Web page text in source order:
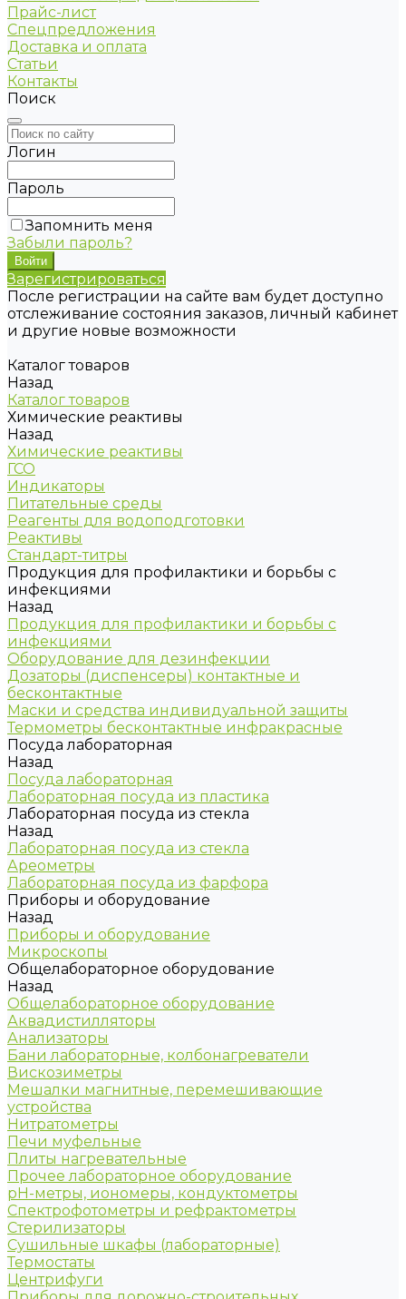
Прайс-лист
Спецпредложения
Доставка и оплата
Статьи
Контакты
Поиск
Логин
Пароль
Запомнить меня
Забыли пароль?
Зарегистрироваться
После регистрации на сайте вам будет доступно
отслеживание состояния заказов, личный кабинет
и другие новые возможности
Каталог товаров
Назад
Каталог товаров
Химические реактивы
Назад
Химические реактивы
ГСО
Индикаторы
Питательные среды
Реагенты для водоподготовки
Реактивы
Стандарт-титры
Продукция для профилактики и борьбы с
инфекциями
Назад
Продукция для профилактики и борьбы с
инфекциями
Оборудование для дезинфекции
Дозаторы (диспенсеры) контактные и
бесконтактные
Маски и средства индивидуальной защиты
Термометры бесконтактные инфракрасные
Посуда лабораторная
Назад
Посуда лабораторная
Лабораторная посуда из пластика
Лабораторная посуда из стекла
Назад
Лабораторная посуда из стекла
Ареометры
Лабораторная посуда из фарфора
Приборы и оборудование
Назад
Приборы и оборудование
Микроскопы
Общелабораторное оборудование
Назад
Общелабораторное оборудование
Аквадистилляторы
Анализаторы
Бани лабораторные, колбонагреватели
Вискозиметры
Мешалки магнитные, перемешивающие
устройства
Нитратометры
Печи муфельные
Плиты нагревательные
Прочее лабораторное оборудование
рН-метры, иономеры, кондуктометры
Спектрофотометры и рефрактометры
Стерилизаторы
Сушильные шкафы (лабораторные)
Термостаты
Центрифуги